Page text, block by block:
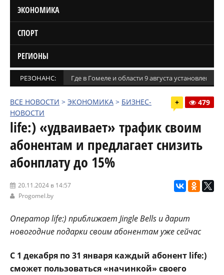
ЭКОНОМИКА
СПОРТ
РЕГИОНЫ
РЕЗОНАНС: Где в Гомеле и области 9 августа установлены
ВСЕ НОВОСТИ > ЭКОНОМИКА > БИЗНЕС-
НОВОСТИ
+ 479
life:) «удваивает» трафик своим
абонентам и предлагает снизить
абонплату до 15%
20.11.2024 в 14:57
Progomel.by
Оператор life:) приближает Jingle Bells и дарит
новогодние подарки своим абонентам уже сейчас
С 1 декабря по 31 января каждый абонент life:)
сможет пользоваться «начинкой» своего